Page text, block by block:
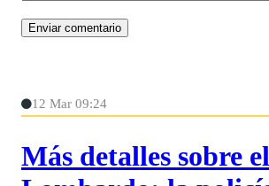
12 Mar 09:24
Más detalles sobre